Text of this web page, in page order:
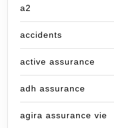
a2
accidents
active assurance
adh assurance
agira assurance vie